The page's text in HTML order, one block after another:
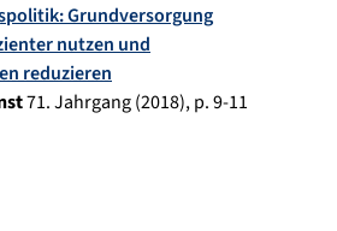
Grundversorgung
nutzen und
reduzieren
71. Jahrgang(2018), p.9-11